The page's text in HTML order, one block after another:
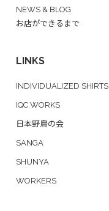
NEWS & BLOG
お店ができるまで
LINKS
INDIVIDUALIZED SHIRTS
IQC WORKS
日本野鳥の会
SANGA
SHUNYA
WORKERS